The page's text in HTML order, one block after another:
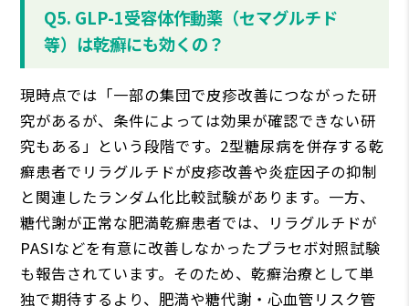
Q5. GLP-1受容体作動薬（セマグルチド
等）は乾癬にも効くの？
現時点では「一部の集団で皮疹改善につながった研
究があるが、条件によっては効果が確認できない研
究もある」という段階です。2型糖尿病を併存する乾
癬患者でリラグルチドが皮疹改善や炎症因子の抑制
と関連したランダム化比較試験があります。一方、
糖代謝が正常な肥満乾癬患者では、リラグルチドが
PASIなどを有意に改善しなかったプラセボ対照試験
も報告されています。そのため、乾癬治療として単
独で期待するより、肥満や糖代謝・心血管リスク管